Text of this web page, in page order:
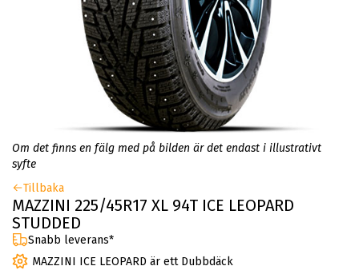
Om det finns en fälg med på bilden är det endast i illustrativt
syfte
Tillbaka
MAZZINI 225/45R17 XL 94T ICE LEOPARD
STUDDED
Snabb leverans*
MAZZINI ICE LEOPARD är ett Dubbdäck